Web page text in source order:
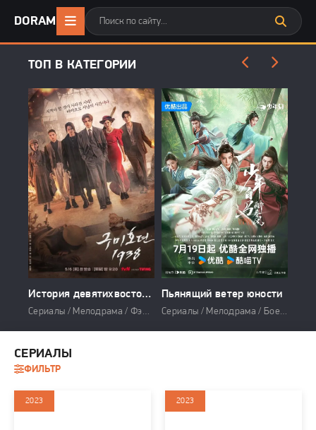
DORAMA24 .ONLINE
ТОП В КАТЕГОРИИ
История девятихвостого лиса 1938
Сериалы / Мелодрама / Фэнтези
Пьянящий ветер юности
Сериалы / Мелодрама / Боевик / Фэнтези / 2024
СЕРИАЛЫ
ФИЛЬТР
2023 2023